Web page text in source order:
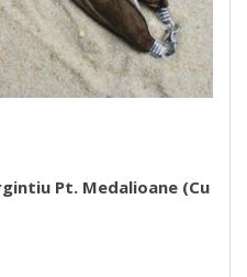
Pt. Medalioane (cu